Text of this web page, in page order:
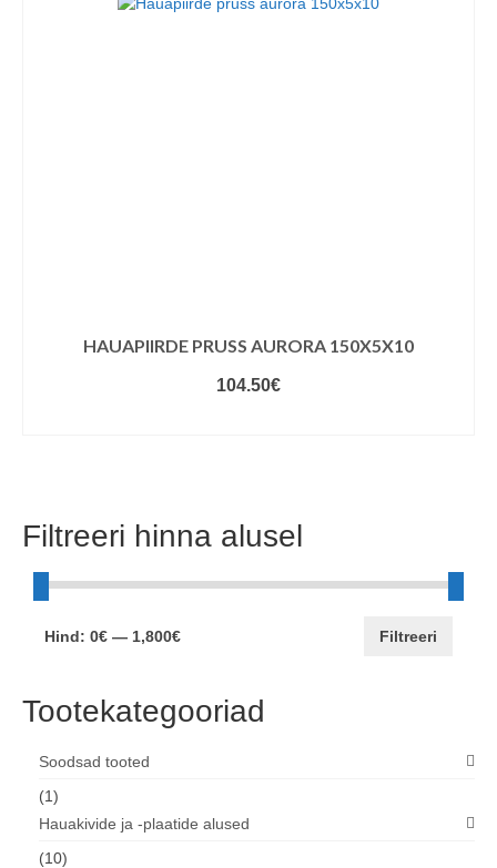
HAUAPIIRDE PRUSS AURORA 150X5X10
104.50€
Filtreeri hinna alusel
Minimaalne
Maksimaalne Filtreeri
Hind: 0€ — 1,800€
Tootekategooriad
Soodsad tooted
(1)
Hauakivide ja -plaatide alused
(10)